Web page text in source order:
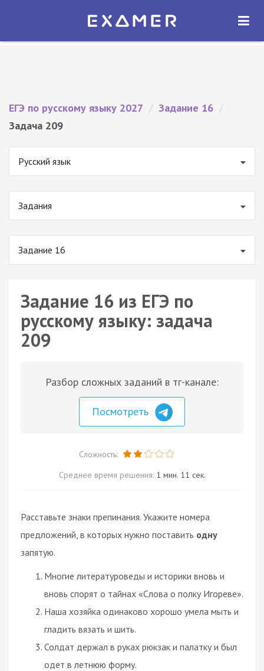
Экзамер — ЕГЭ 2027
ОТКРЫТЬ
ЕГЭ по русскому языку 2027 / Задание 16 /
Задача 209
Русский язык
Задания
Задание 16
Задание 16 из ЕГЭ по
русскому языку: задача
209
Разбор сложных заданий в тг-канале:
Посмотреть
Сложность:
Среднее время решения: 1 мин. 11 сек.
Расставьте знаки препинания. Укажите номера
предложений, в которых нужно поставить одну
запятую.
Многие литературоведы и историки вновь и
вновь спорят о тайнах «Слова о полку Игореве».
Наша хозяйка одинаково хорошо умела мыть и
гладить вязать и шить.
Солдат держал в руках рюкзак и палатку и был
одет в летнюю форму.